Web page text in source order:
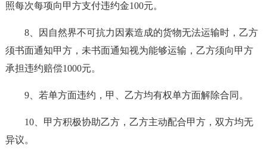
照每次每项向甲方支付违约金100元。
8、因自然界不可抗力因素造成的货物无法运输时，乙方
须书面通知甲方，未书面通知视为能够运输，乙方须向甲方
承担违约赔偿1000元。
9、若单方面违约，甲、乙方均有权单方面解除合同。
10、甲方积极协助乙方，乙方主动配合甲方，双方均无
异议。